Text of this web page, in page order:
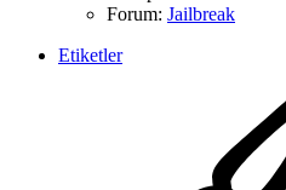
Forum: Jailbreak
Etiketler